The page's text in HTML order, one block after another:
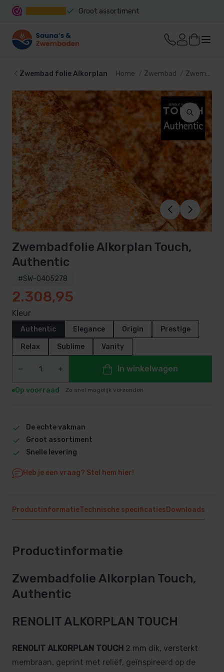
Groot assortiment
Zwembad folie Alkorplan Home Zwembad Zwembad bekleding
Zwembadfolie Alkorplan Touch,
Authentic
#SW-0405278
2.308,95
Kleur
Authentic Elegance Origin Prestige
Relax Sublime Vanity
In winkelwagen
Op voorraad Zo snel mogelijk verzonden
De echte vakman
Groot assortiment
Snelle levering
Heb je een vraag? Stel hem hier!
ProductinformatieTechnische specificatiesDownloads
Productinformatie
Zwembadfolie Alkorplan Touch,
Authentic
RENOLIT ALKORPLAN TOUCH
RENOLIT ALKORPLAN TOUCH 2 mm dik, versterkt
membraan, geprint met reliëf, geïnspireerd op de